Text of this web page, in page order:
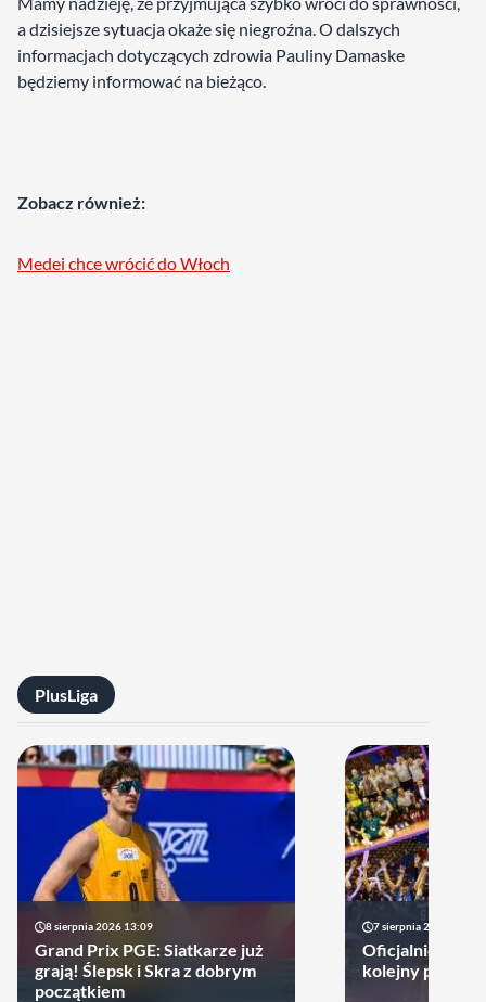
a dzisiejsze sytuacja okaże się niegroźna. O dalszych
informacjach dotyczących zdrowia Pauliny Damaske
będziemy informować na bieżąco.
Zobacz również:
Medei chce wrócić do Włoch
PlusLiga
8 sierpnia 2026 13:09
Grand Prix PGE: Siatkarze już
grają! Ślepsk i Skra z dobrym
początkiem
7 sierpnia 2026 14:18
Oficjalnie!
kolejny